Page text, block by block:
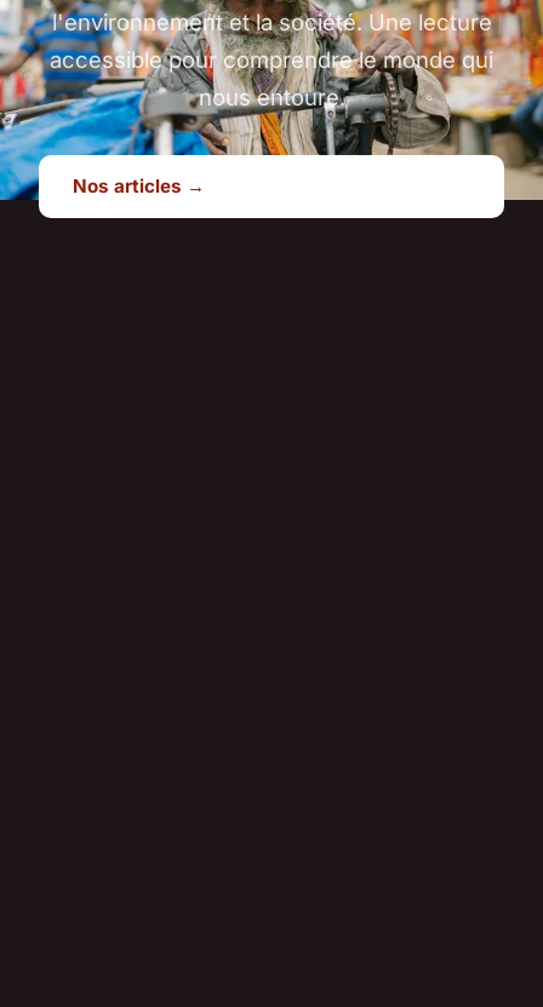
l'environnement et la société. Une lecture
accessible pour comprendre le monde qui
nous entoure.
Nos articles →